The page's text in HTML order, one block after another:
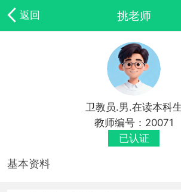
返回 挑老师
卫教员.男.在读本科生
教师编号：20071
已认证
基本资料